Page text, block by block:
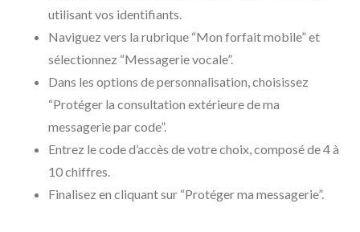
utilisant vos identifiants.
Naviguez vers la rubrique “Mon forfait mobile” et
sélectionnez “Messagerie vocale”.
Dans les options de personnalisation, choisissez
“Protéger la consultation extérieure de ma
messagerie par code”.
Entrez le code d’accès de votre choix, composé de 4 à
10 chiffres.
Finalisez en cliquant sur “Protéger ma messagerie”.